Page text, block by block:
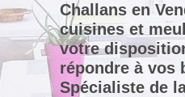
Challans en
cuisines et
votre
répondre à vos
Spécialiste de